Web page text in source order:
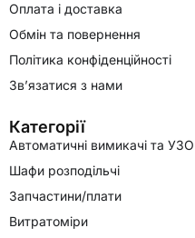
Оплата і доставка
Обмін та повернення
Політика конфіденційності
Зв’язатися з нами
Категорії
Автоматичні вимикачі та УЗО
Шафи розподільчі
Запчастини/плати
Витратоміри